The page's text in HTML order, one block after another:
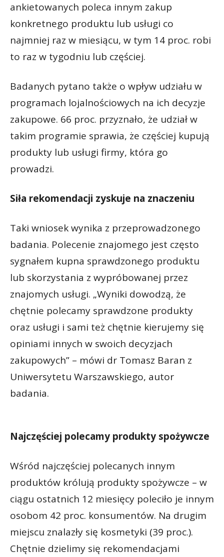
ankietowanych poleca innym zakup
konkretnego produktu lub usługi co
najmniej raz w miesiącu, w tym 14 proc. robi
to raz w tygodniu lub częściej.
Badanych pytano także o wpływ udziału w
programach lojalnościowych na ich decyzje
zakupowe. 66 proc. przyznało, że udział w
takim programie sprawia, że częściej kupują
produkty lub usługi firmy, która go
prowadzi.
Siła rekomendacji zyskuje na znaczeniu
Taki wniosek wynika z przeprowadzonego
badania. Polecenie znajomego jest często
sygnałem kupna sprawdzonego produktu
lub skorzystania z wypróbowanej przez
znajomych usługi. „Wyniki dowodzą, że
chętnie polecamy sprawdzone produkty
oraz usługi i sami też chętnie kierujemy się
opiniami innych w swoich decyzjach
zakupowych” – mówi dr Tomasz Baran z
Uniwersytetu Warszawskiego, autor
badania.
Najczęściej polecamy produkty spożywcze
Wśród najczęściej polecanych innym
produktów królują produkty spożywcze – w
ciągu ostatnich 12 miesięcy poleciło je innym
osobom 42 proc. konsumentów. Na drugim
miejscu znalazły się kosmetyki (39 proc.).
Chętnie dzielimy się rekomendacjami